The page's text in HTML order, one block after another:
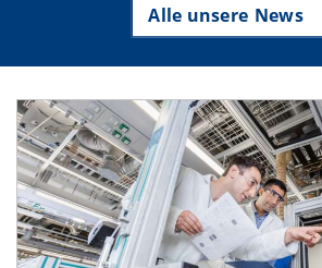
Alle unsere News